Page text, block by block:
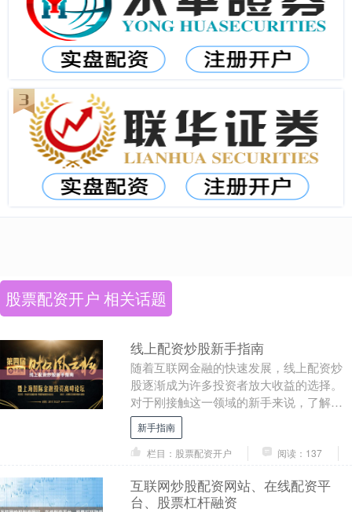
股票配资开户 相关话题
线上配资炒股新手指南
随着互联网金融的快速发展，线上配资炒
股逐渐成为许多投资者放大收益的选择。
对于刚接触这一领域的新手来说，了解配
资的基本逻辑、操作流程以及潜在风险至
关重要。本文将为....
新手指南
栏目：股票配资开户
阅读：137
互联网炒股配资网站、在线配资平
台、股票杠杆融资